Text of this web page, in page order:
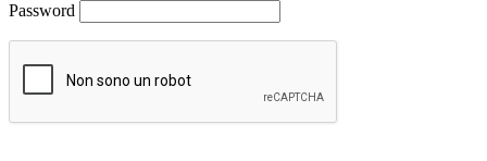
Password